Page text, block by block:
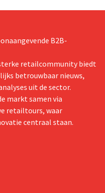
B2B-
retailcommunity biedt
betrouwbaar nieuws,
uit de sector.
markt samen via
retailtours, waar
centraal staan.